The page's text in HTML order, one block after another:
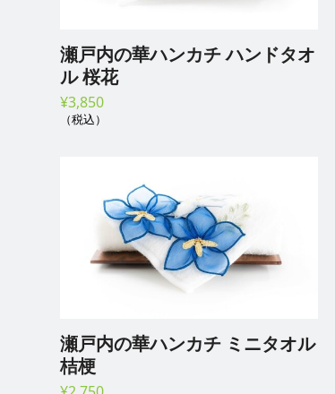
瀬戸内の華ハンカチ ハンドタオ
ル 桜花
¥3,850
（税込）
瀬戸内の華ハンカチ ミニタオル
桔梗